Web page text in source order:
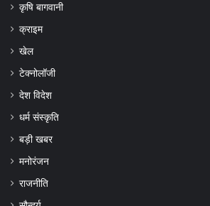
कृषि बागवानी
क्राइम
खेल
टेक्नोलॉजी
देश विदेश
धर्म संस्कृति
बड़ी खबर
मनोरंजन
राजनीति